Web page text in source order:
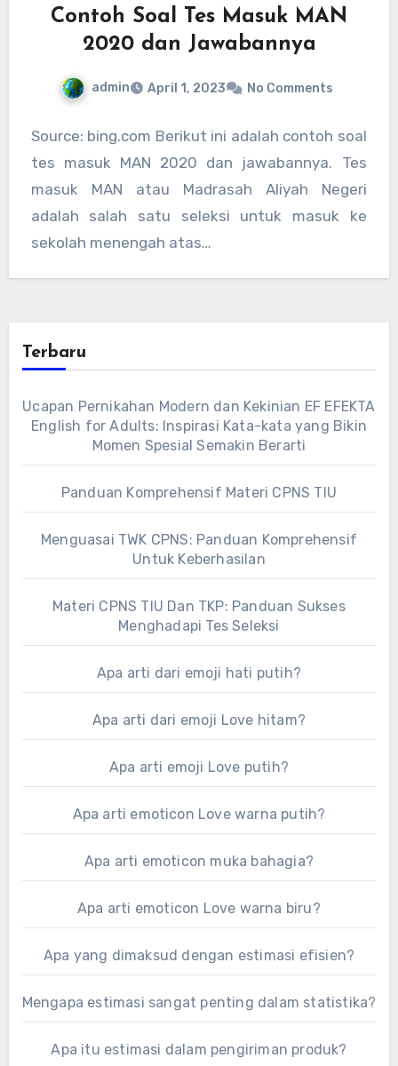
Contoh Soal Tes Masuk MAN
2020 dan Jawabannya
admin April 1, 2023 No Comments
Source: bing.com Berikut ini adalah contoh soal
tes masuk MAN 2020 dan jawabannya. Tes
masuk MAN atau Madrasah Aliyah Negeri
adalah salah satu seleksi untuk masuk ke
sekolah menengah atas…
Terbaru
Ucapan Pernikahan Modern dan Kekinian EF EFEKTA
English for Adults: Inspirasi Kata-kata yang Bikin
Momen Spesial Semakin Berarti
Panduan Komprehensif Materi CPNS TIU
Menguasai TWK CPNS: Panduan Komprehensif
Untuk Keberhasilan
Materi CPNS TIU Dan TKP: Panduan Sukses
Menghadapi Tes Seleksi
Apa arti dari emoji hati putih?
Apa arti dari emoji Love hitam?
Apa arti emoji Love putih?
Apa arti emoticon Love warna putih?
Apa arti emoticon muka bahagia?
Apa arti emoticon Love warna biru?
Apa yang dimaksud dengan estimasi efisien?
Mengapa estimasi sangat penting dalam statistika?
Apa itu estimasi dalam pengiriman produk?